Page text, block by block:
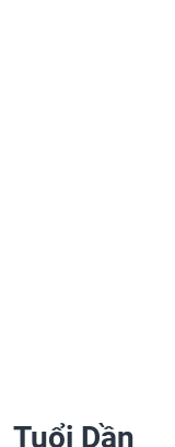
Tuổi Dần